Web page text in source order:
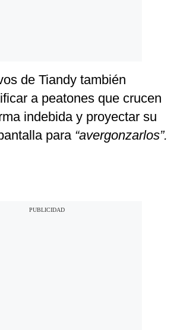
de Tiandy también
a peatones que crucen
indebida y proyectar su
para “avergonzarlos”.